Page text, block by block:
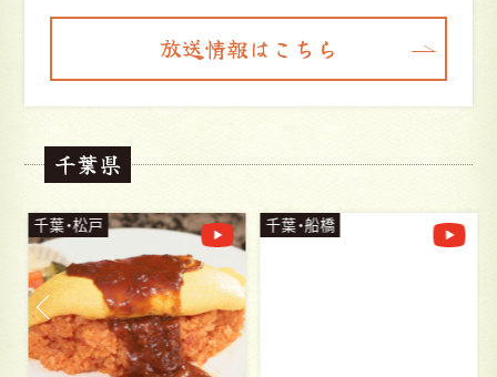
放送情報はこちら
千葉県
千葉・松戸 千葉・船橋